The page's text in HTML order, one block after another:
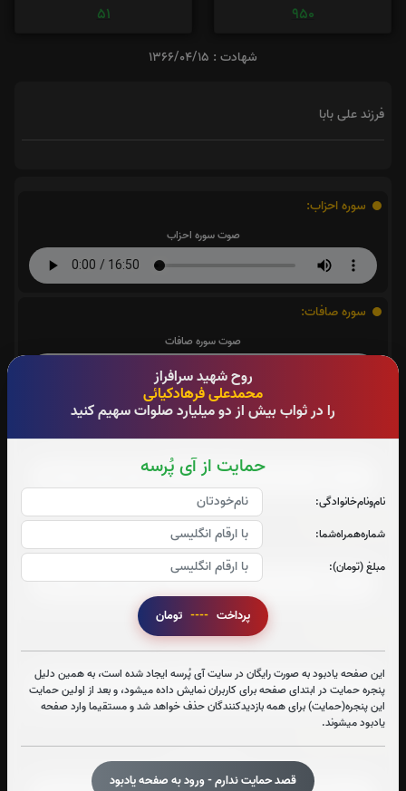
روح شهید سرافراز
محمدعلی فرهادکیائی
را در ثواب بیش از دو میلیارد صلوات سهیم کنید
حمایت از آی پُرسه
نام‌و‌نام‌خانوادگی:
شماره‌همراه‌شما:
مبلغ (تومان):
پرداخت ----
این صفحه یادبود به صورت رایگان در سایت آی پُرسه ایجاد شده است، به همین دلیل
پنجره حمایت در ابتدای صفحه برای کاربران نمایش داده میشود، و بعد از اولین حمایت
این پنجره(حمایت) برای همه بازدیدکنندگان حذف خواهد شد و مستقیما وارد صفحه
یادبود میشوند.
قصد حمایت ندارم - ورود به صفحه یادبود
950
51
شهادت : 1366/04/15
فرزند علی بابا
سوره احزاب:
صوت سوره احزاب
سوره صافات:
صوت سوره صافات
سوره یاسین:
صوت سوره واقعه
صوت آیت الکرسی